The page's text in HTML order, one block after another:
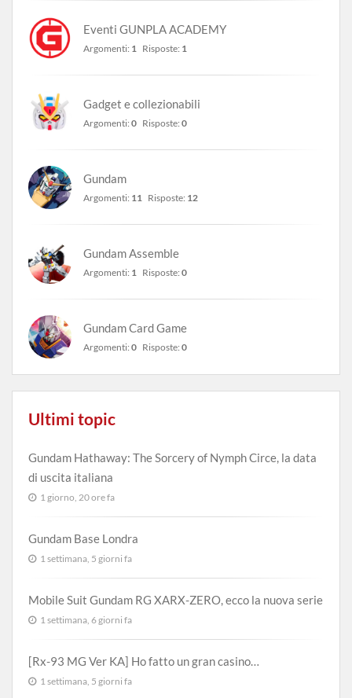
Eventi GUNPLA ACADEMY
Argomenti: 1 Risposte: 1
Gadget e collezionabili
Argomenti: 0 Risposte: 0
Gundam
Argomenti: 11 Risposte: 12
Gundam Assemble
Argomenti: 1 Risposte: 0
Gundam Card Game
Argomenti: 0 Risposte: 0
Ultimi topic
Gundam Hathaway: The Sorcery of Nymph Circe, la data
di uscita italiana
1 giorno, 20 ore fa
Gundam Base Londra
1 settimana, 5 giorni fa
Mobile Suit Gundam RG XARX-ZERO, ecco la nuova serie
1 settimana, 6 giorni fa
[Rx-93 MG Ver KA] Ho fatto un gran casino…
1 settimana, 5 giorni fa